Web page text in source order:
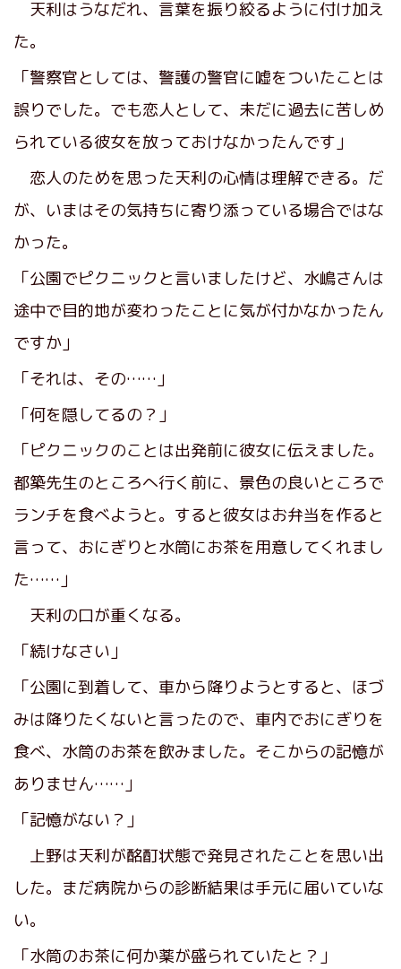
天利はうなだれ、言葉を振り絞るように付け加え
た。
「警察官としては、警護の警官に嘘をついたことは
誤りでした。でも恋人として、未だに過去に苦しめ
られている彼女を放っておけなかったんです」
恋人のためを思った天利の心情は理解できる。だ
が、いまはその気持ちに寄り添っている場合ではな
かった。
「公園でピクニックと言いましたけど、水嶋さんは
途中で目的地が変わったことに気が付かなかったん
ですか」
「それは、その……」
「何を隠してるの？」
「ピクニックのことは出発前に彼女に伝えました。
都築先生のところへ行く前に、景色の良いところで
ランチを食べようと。すると彼女はお弁当を作ると
言って、おにぎりと水筒にお茶を用意してくれまし
た……」
天利の口が重くなる。
「続けなさい」
「公園に到着して、車から降りようとすると、ほづ
みは降りたくないと言ったので、車内でおにぎりを
食べ、水筒のお茶を飲みました。そこからの記憶が
ありません……」
「記憶がない？」
上野は天利が酩酊状態で発見されたことを思い出
した。まだ病院からの診断結果は手元に届いていな
い。
「水筒のお茶に何か薬が盛られていたと？」